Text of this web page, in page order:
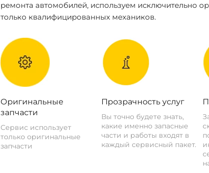
ремонта автомобилей, используем исключительно
только квалифицированных механиков.
Оригинальные
запчасти
Сервис использует
только оригинальные
запчасти
Прозрачность услуг
Вы точно будете знать,
какие именно запасные
части и работы входят в
каждый сервисный пакет.